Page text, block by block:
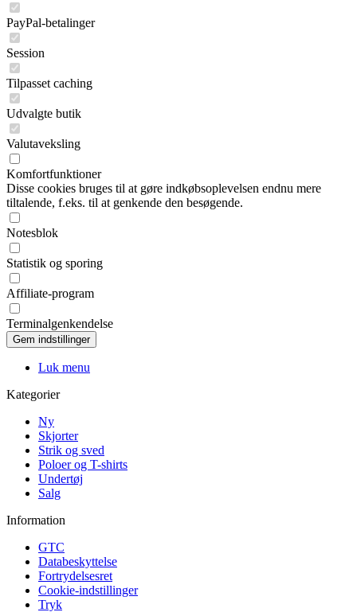
PayPal-betalinger
Session
Tilpasset caching
Udvalgte butik
Valutaveksling
Komfortfunktioner
Disse cookies bruges til at gøre indkøbsoplevelsen endnu mere
tiltalende, f.eks. til at genkende den besøgende.
Notesblok
Statistik og sporing
Affiliate-program
Terminalgenkendelse
Luk menu
Kategorier
Ny
Skjorter
Strik og sved
Poloer og T-shirts
Undertøj
Salg
Information
GTC
Databeskyttelse
Fortrydelsesret
Cookie-indstillinger
Tryk